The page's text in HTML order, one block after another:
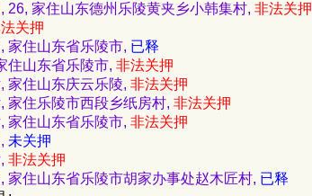
26, 家住山东德州乐陵黄夹乡小韩集村, 非法关押
关押
家住山东省乐陵市, 已释
住山东省乐陵市, 非法关押
家住山东庆云乐陵, 非法关押
家住乐陵市西段乡纸房村, 非法关押
家住山东省乐陵市, 非法关押
未关押
非法关押
家住山东省乐陵市胡家办事处赵木匠村, 已释